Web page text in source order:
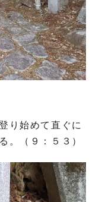
り始めて直ぐに
。（９：５３）